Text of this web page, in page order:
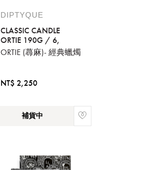
DIPTYQUE
CLASSIC CANDLE
ORTIE 190G / 6,
ORTIE (蕁麻)- 經典蠟燭
NT$ 2,250
補貨中